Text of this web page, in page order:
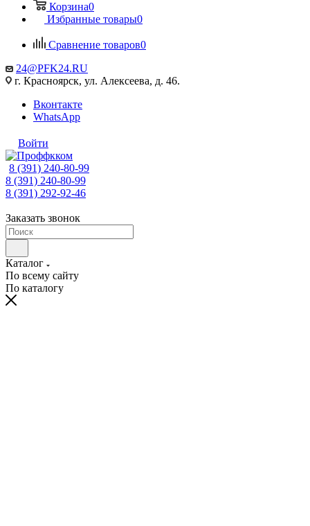
Корзина0
Избранные товары0
Сравнение товаров0
24@PFK24.RU
г. Красноярск, ул. Алексеева, д. 46.
Вконтакте
WhatsApp
Войти
8 (391) 240-80-99
8 (391) 240-80-99
8 (391) 292-92-46
Заказать звонок
Каталог
По всему сайту
По каталогу